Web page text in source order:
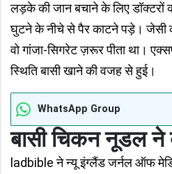
लड़के की जान बचाने के लिए डॉक्टरों
घुटने के नीचे से पैर काटने पड़े। जेसी
वो गांजा-सिगरेट ज़रूर पीता था।
स्थिति बासी खाने की वजह से हुई।
WhatsApp Group
बासी चिकन नूडल ने
ladbible ने न्यू इंग्लैंड जर्नल ऑफ